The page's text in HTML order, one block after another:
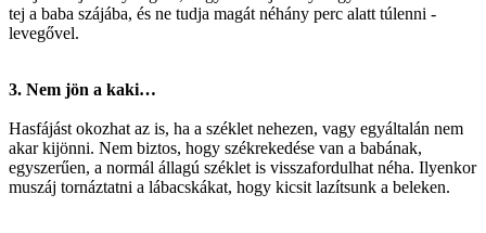
tej a baba szájába, és ne tudja magát néhány perc alatt túlenni -
levegővel.
3. Nem jön a kaki…
Hasfájást okozhat az is, ha a széklet nehezen, vagy egyáltalán nem
akar kijönni. Nem biztos, hogy székrekedése van a babának,
egyszerűen, a normál állagú széklet is visszafordulhat néha. Ilyenkor
muszáj tornáztatni a lábacskákat, hogy kicsit lazítsunk a beleken.